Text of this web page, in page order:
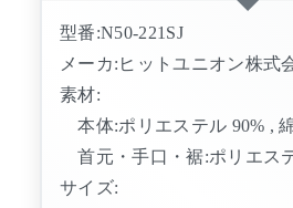
型番:N50-221SJ
メーカ:ヒットユニオン株式
素材:
本体:ポリエステル 90% ,
首元・手口・裾:ポリエス
サイズ: